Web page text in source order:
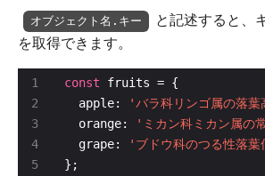
オブジェクト名.キー
と記述すると、
を取得できます。
3
4
5
const
  apple:
'バラ科リンゴ属の落葉
  orange:
'ミカン科ミカン属の
  grape:
'ブドウ科のつる性落葉